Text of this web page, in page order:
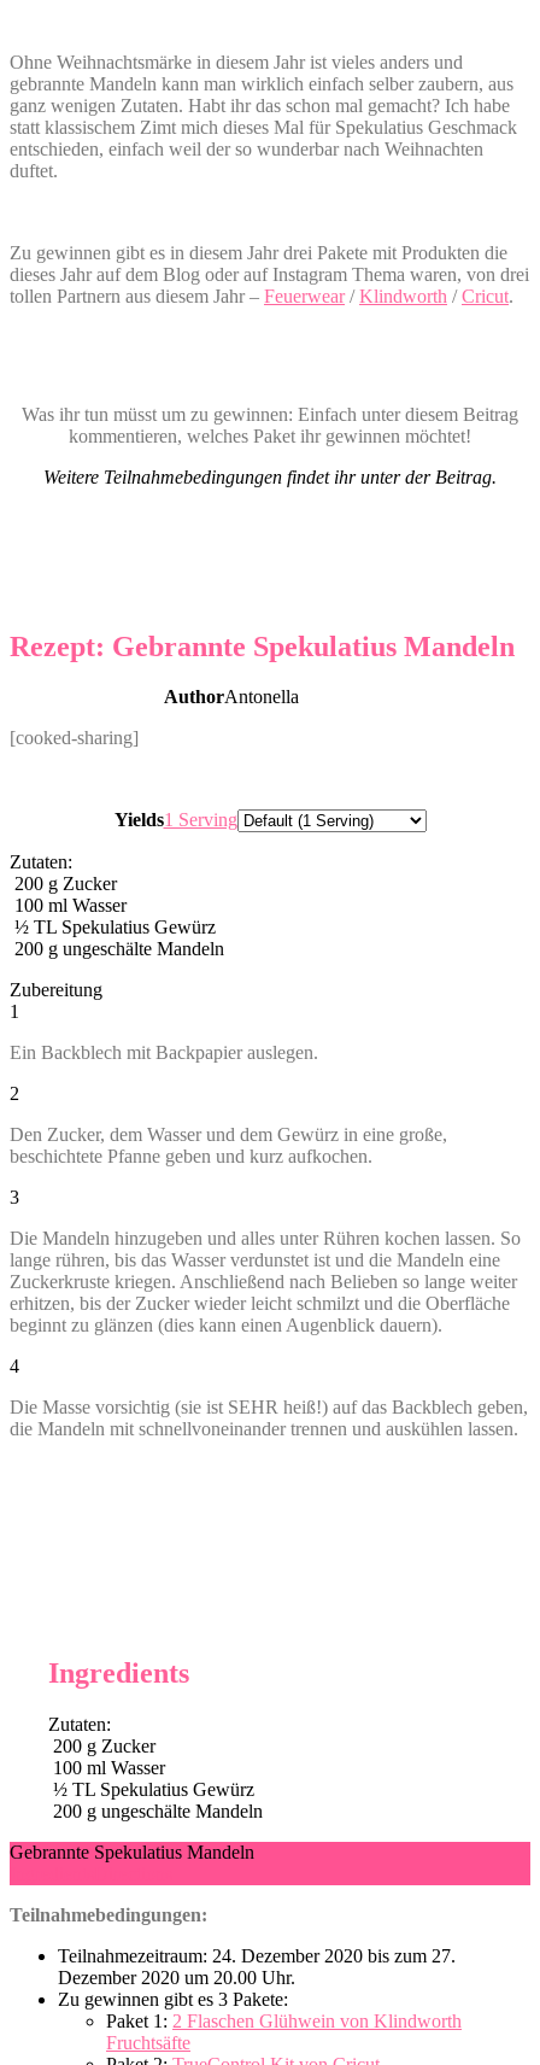
Ohne Weihnachtsmärke in diesem Jahr ist vieles anders und
gebrannte Mandeln kann man wirklich einfach selber zaubern, aus
ganz wenigen Zutaten. Habt ihr das schon mal gemacht? Ich habe
statt klassischem Zimt mich dieses Mal für Spekulatius Geschmack
entschieden, einfach weil der so wunderbar nach Weihnachten
duftet.
Zu gewinnen gibt es in diesem Jahr drei Pakete mit Produkten die
dieses Jahr auf dem Blog oder auf Instagram Thema waren, von drei
tollen Partnern aus diesem Jahr – Feuerwear/Klindworth /Cricut.
Was ihr tun müsst um zu gewinnen: Einfach unter diesem Beitrag
kommentieren, welches Paket ihr gewinnen möchtet!
Weitere Teilnahmebedingungen findet ihr unter der Beitrag.
Rezept: Gebrannte Spekulatius Mandeln
AuthorAntonella
[cooked-sharing]
Yields1 ServingServings
Zutaten:
200 g Zucker
100 ml Wasser
½ TL Spekulatius Gewürz
200 g ungeschälte Mandeln
Zubereitung
1
Ein Backblech mit Backpapier auslegen.
2
Den Zucker, dem Wasser und dem Gewürz in eine große,
beschichtete Pfanne geben und kurz aufkochen.
3
Die Mandeln hinzugeben und alles unter Rühren kochen lassen. So
lange rühren, bis das Wasser verdunstet ist und die Mandeln eine
Zuckerkruste kriegen. Anschließend nach Belieben so lange weiter
erhitzen, bis der Zucker wieder leicht schmilzt und die Oberfläche
beginnt zu glänzen (dies kann einen Augenblick dauern).
4
Die Masse vorsichtig (sie ist SEHR heiß!) auf das Backblech geben,
die Mandeln mit schnellvoneinander trennen und auskühlen lassen.
Ingredients
Zutaten:
200 g Zucker
100 ml Wasser
½ TL Spekulatius Gewürz
200 g ungeschälte Mandeln
Gebrannte Spekulatius Mandeln
Teilnahmebedingungen:
Teilnahmezeitraum: 24. Dezember 2020 bis zum 27.
Dezember 2020 um 20.00 Uhr.
Zu gewinnen gibt es 3 Pakete:
Paket 1: 2 Flaschen Glühwein von Klindworth
Fruchtsäfte